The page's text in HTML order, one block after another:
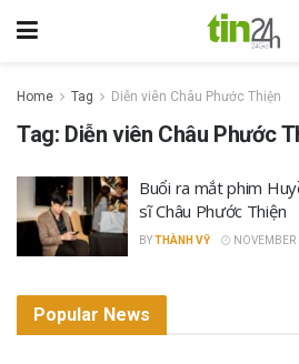
Home Tag Diễn viên Châu Phước Thiện
Tag: Diễn viên Châu Phước
Buổi ra mắt phim
sĩ Châu Phước Thiện
BYTHÀNH VỸ
Popular News